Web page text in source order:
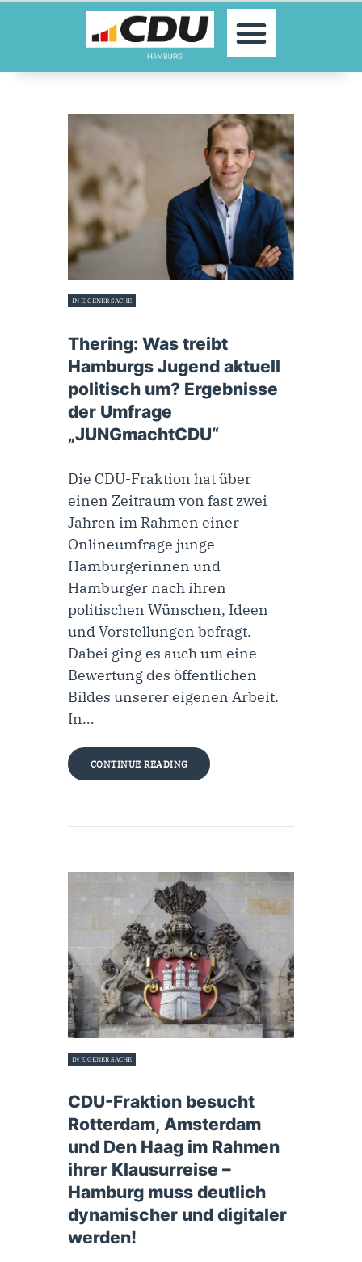
MOIN!
AKTUELLES
PARLAMENTE
KONTAKT
SPENDEN
MITGLIED WERDEN!
IN EIGENER SACHE
Thering: Was treibt
Hamburgs Jugend aktuell
politisch um? Ergebnisse
der Umfrage
„JUNGmachtCDU“
Die CDU-Fraktion hat über
einen Zeitraum von fast zwei
Jahren im Rahmen einer
Onlineumfrage junge
Hamburgerinnen und
Hamburger nach ihren
politischen Wünschen, Ideen
und Vorstellungen befragt.
Dabei ging es auch um eine
Bewertung des öffentlichen
Bildes unserer eigenen Arbeit.
In…
CONTINUE READING
IN EIGENER SACHE
CDU-Fraktion besucht
Rotterdam, Amsterdam
und Den Haag im Rahmen
ihrer Klausurreise –
Hamburg muss deutlich
dynamischer und digitaler
werden!